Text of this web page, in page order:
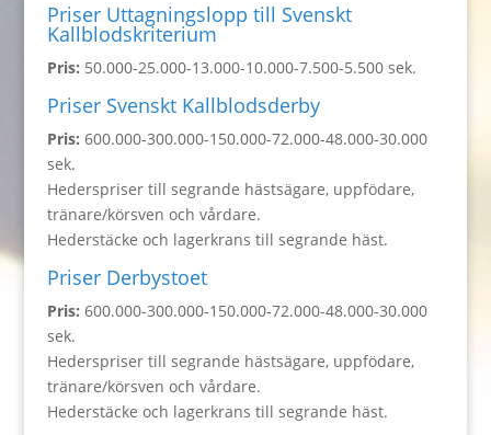
Priser Uttagningslopp till Svenskt
Kallblodskriterium
Pris: 50.000-25.000-13.000-10.000-7.500-5.500 sek.
Priser Svenskt Kallblodsderby
Pris: 600.000-300.000-150.000-72.000-48.000-30.000
sek.
Hederspriser till segrande hästsägare, uppfödare,
tränare/körsven och vårdare.
Hederstäcke och lagerkrans till segrande häst.
Priser Derbystoet
Pris: 600.000-300.000-150.000-72.000-48.000-30.000
sek.
Hederspriser till segrande hästsägare, uppfödare,
tränare/körsven och vårdare.
Hederstäcke och lagerkrans till segrande häst.